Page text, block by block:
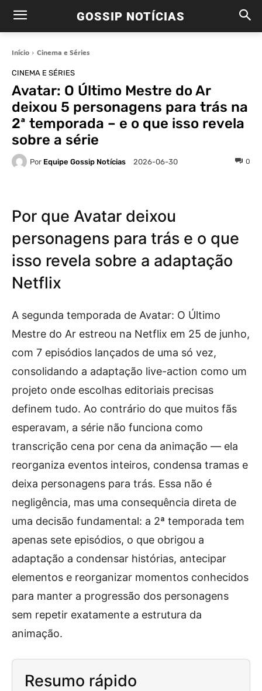
GOSSIP NOTÍCIAS
Início Cinema e Séries
CINEMA E SÉRIES
Avatar: O Último Mestre do Ar
deixou 5 personagens para trás na
2ª temporada – e o que isso revela
sobre a série
Por Equipe Gossip Notícias 2026-06-30 0
Por que Avatar deixou
personagens para trás e o que
isso revela sobre a adaptação
Netflix
A segunda temporada de Avatar: O Último
Mestre do Ar estreou na Netflix em 25 de junho,
com 7 episódios lançados de uma só vez,
consolidando a adaptação live-action como um
projeto onde escolhas editoriais precisas
definem tudo. Ao contrário do que muitos fãs
esperavam, a série não funciona como
transcrição cena por cena da animação — ela
reorganiza eventos inteiros, condensa tramas e
deixa personagens para trás. Essa não é
negligência, mas uma consequência direta de
uma decisão fundamental: a 2ª temporada tem
apenas sete episódios, o que obrigou a
adaptação a condensar histórias, antecipar
elementos e reorganizar momentos conhecidos
para manter a progressão dos personagens
sem repetir exatamente a estrutura da
animação.
Resumo rápido